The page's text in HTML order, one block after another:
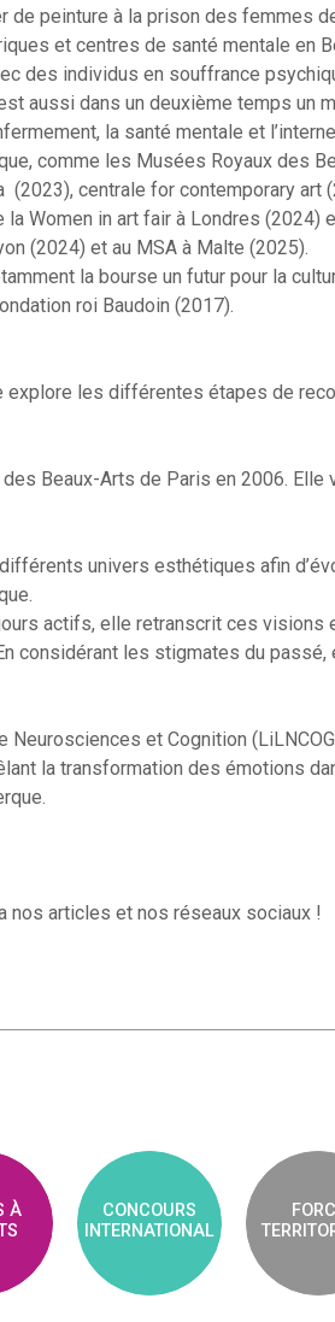
de peinture à la prison des femmes
et centres de santé mentale en
des individus en souffrance
aussi dans un deuxième temps un
la santé mentale et
comme les Musées Royaux des
(2023), centrale for contemporary art
Women in art fair à Londres (2024)
(2024) et au MSA à Malte (2025).
la bourse un futur pour la
roi Baudoin (2017).
explore les différentes étapes de
Beaux-Arts de Paris en 2006. Elle
univers esthétiques afin
actifs, elle retranscrit ces visions
considérant les stigmates du passé,
Neurosciences et Cognition
la transformation des émotions
articles et nos réseaux sociaux !
À
CONCOURS
INTERNATIONAL